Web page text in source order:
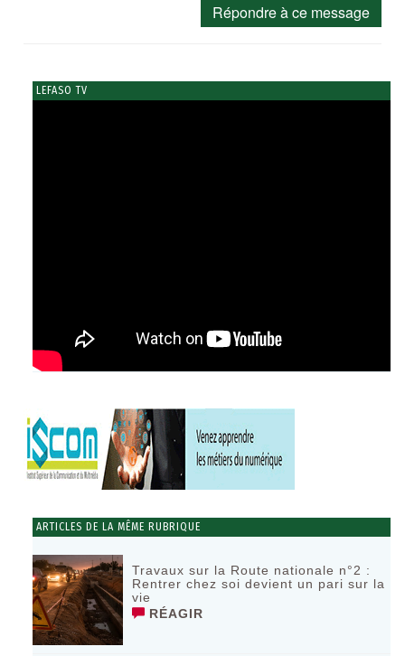
Répondre à ce message
LEFASO TV
ARTICLES DE LA MÊME RUBRIQUE
Travaux sur la Route nationale n°2 :
Rentrer chez soi devient un pari sur la
vie
RÉAGIR